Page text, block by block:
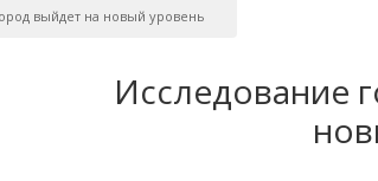
выйдет на новый уровень
Исследование